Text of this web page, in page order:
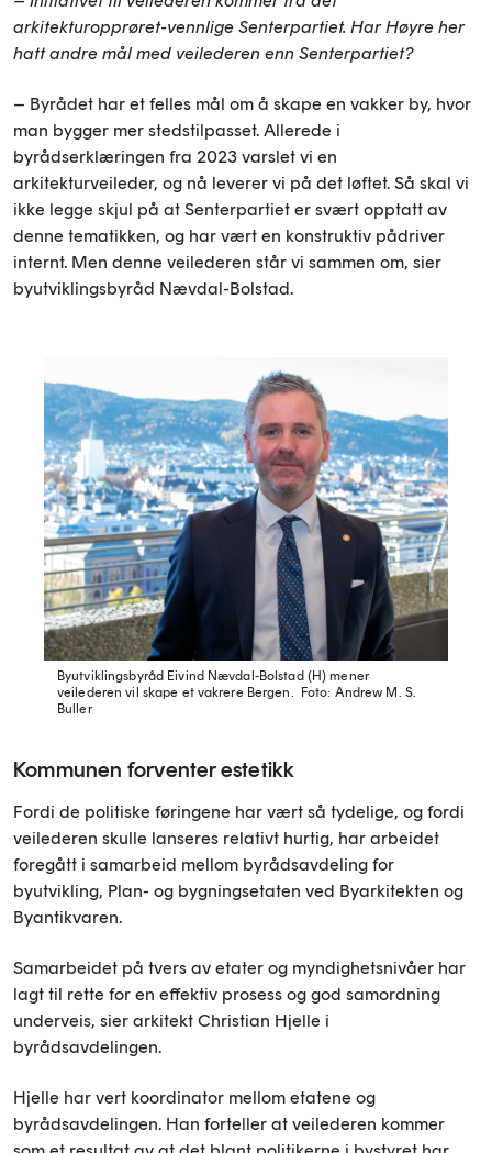
arkitekturopprøret-vennlige Senterpartiet. Har Høyre her
hatt andre mål med veilederen enn Senterpartiet?
– Byrådet har et felles mål om å skape en vakker by, hvor
man bygger mer stedstilpasset. Allerede i
byrådserklæringen fra 2023 varslet vi en
arkitekturveileder, og nå leverer vi på det løftet. Så skal vi
ikke legge skjul på at Senterpartiet er svært opptatt av
denne tematikken, og har vært en konstruktiv pådriver
internt. Men denne veilederen står vi sammen om, sier
byutviklingsbyråd Nævdal-Bolstad.
Byutviklingsbyråd Eivind Nævdal-Bolstad (H) mener
veilederen vil skape et vakrere Bergen.
Foto: Andrew M. S.
Buller
Kommunen forventer estetikk
Fordi de politiske føringene har vært så tydelige, og fordi
veilederen skulle lanseres relativt hurtig, har arbeidet
foregått i samarbeid mellom byrådsavdeling for
byutvikling, Plan- og bygningsetaten ved Byarkitekten og
Byantikvaren.
Samarbeidet på tvers av etater og myndighetsnivåer har
lagt til rette for en effektiv prosess og god samordning
underveis, sier arkitekt Christian Hjelle i
byrådsavdelingen.
Hjelle har vert koordinator mellom etatene og
byrådsavdelingen. Han forteller at veilederen kommer